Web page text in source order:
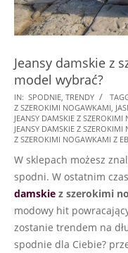
Jeansy damskie z
model wybrać?
2022-
04-
07
IN: SPODNIE TRENDY
Z SZEROKIMI NOGAWKAMI
JEANSY DAMSKIE Z
JEANSY DAMSKIE Z SZEROKIMI
Z SZEROKIMI NOGAWKAMI Z
W sklepach możesz
spodni. W ostatnim
damskie z szerokimi
modowy hit
zostanie trendem na
spodnie dla Ciebie?